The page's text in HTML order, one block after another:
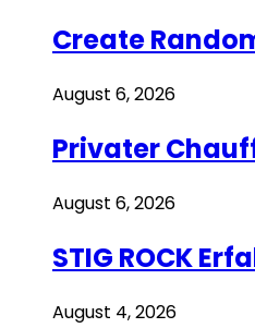
Create
August 6, 2026
Privater
August 6, 2026
STIG ROCK
August 4, 2026